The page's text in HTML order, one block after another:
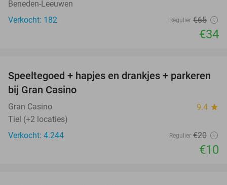
Beneden-Leeuwen
Verkocht: 182
Regulier €65
€34
50%
Speeltegoed + hapjes en drankjes + parkeren
bij Gran Casino
Gran Casino 9.4 star
Tiel (+2 locaties)
Verkocht: 4.244
Regulier €20
€10